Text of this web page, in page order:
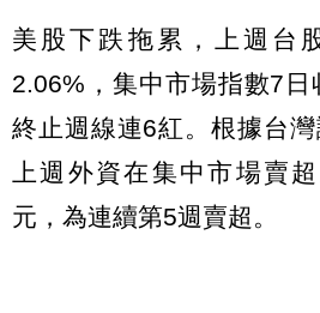
美股下跌拖累，上週台
2.06%，集中市場指數7日
終止週線連6紅。根據台灣
上週外資在集中市場賣
元，為連續第5週賣超。